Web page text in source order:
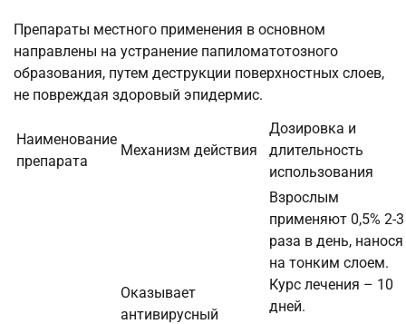
Препараты местного применения в основном
направлены на устранение папиломатотозного
образования, путем деструкции поверхностных слоев,
не повреждая здоровый эпидермис.
Наименование
препарата
Механизм действия
Дозировка и
длительность
использования
Оказывает
антивирусный
Взрослым
применяют 0,5% 2-3
раза в день, нанося
на тонким слоем.
Курс лечения – 10
дней.